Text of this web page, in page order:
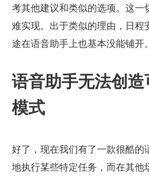
考其他建议和类似的选项。这一
难实现。出于类似的理由，日程
途在语音助手上也基本没能铺开。
语音助手无法创
模式
好了，现在我们有了一款很酷的
地执行某些特定任务，而在其他